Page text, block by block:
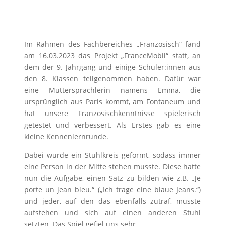
Im Rahmen des Fachbereiches „Französisch“ fand
am 16.03.2023 das Projekt „FranceMobil“ statt, an
dem der 9. Jahrgang und einige Schüler:innen aus
den 8. Klassen teilgenommen haben. Dafür war
eine Muttersprachlerin namens Emma, die
ursprünglich aus Paris kommt, am Fontaneum und
hat unsere Französischkenntnisse spielerisch
getestet und verbessert. Als Erstes gab es eine
kleine Kennenlernrunde.
Dabei wurde ein Stuhlkreis geformt, sodass immer
eine Person in der Mitte stehen musste. Diese hatte
nun die Aufgabe, einen Satz zu bilden wie z.B. „Je
porte un jean bleu.“ („Ich trage eine blaue Jeans.“)
und jeder, auf den das ebenfalls zutraf, musste
aufstehen und sich auf einen anderen Stuhl